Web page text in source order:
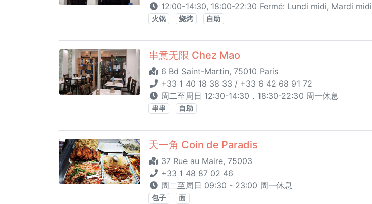
12:00-14:30, 18:00-22:30 Fermé: Lundi midi, Mardi midi
火锅 烧烤 自助
串意无限 Chez Mao
6 Bd Saint-Martin, 75010 Paris
+33 1 40 18 38 33 / +33 6 42 68 91 72
周二至周日 12:30-14:30，18:30-22:30 周一休息
串串 自助
天一角 Coin de Paradis
37 Rue au Maire, 75003
+33 1 48 87 02 46
周二至周日 09:30 - 23:00 周一休息
包子 面